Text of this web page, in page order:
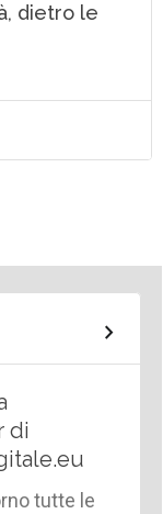
dietro le
di
tutte le